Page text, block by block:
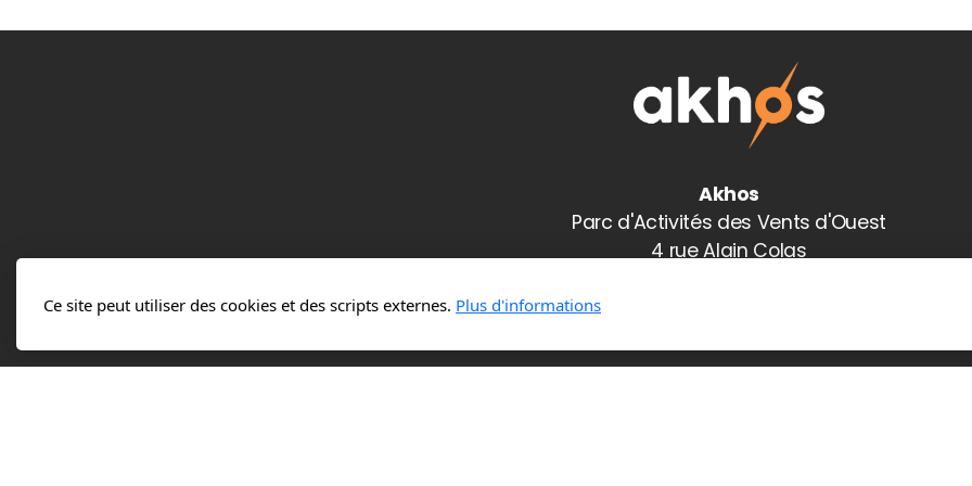
Akhos
Parc d'Activités des Vents d'Ouest
4 rue Alain Colas
Ce site peut utiliser des cookies et des scripts externes. Plus d'informations